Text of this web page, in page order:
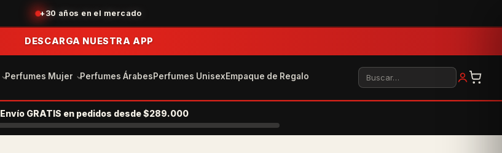
+30 años en el mercado
DESCARGA NUESTRA APP
Perfumes Mujer Perfumes ÁrabesPerfumes UnisexEmpaque de Regalo Buscar
Envío GRATIS en pedidos desde $289.000